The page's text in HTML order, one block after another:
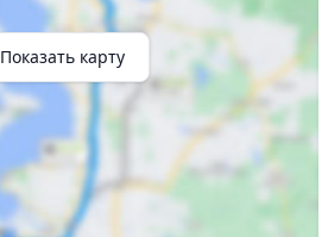
Показать карту